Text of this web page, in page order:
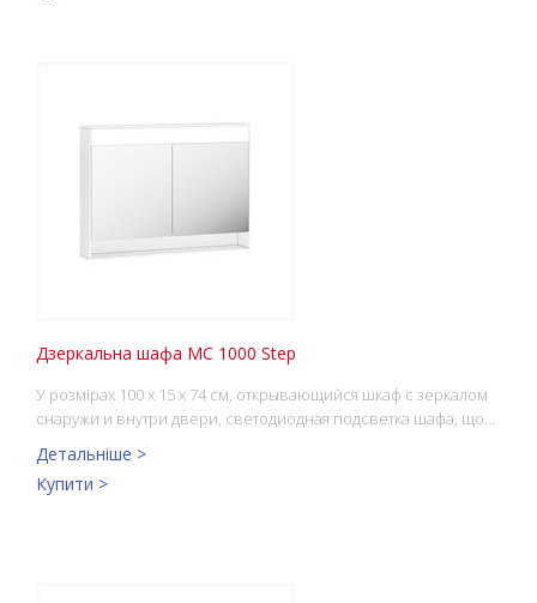
Дзеркальна шафа MC 1000 Step
У розмірах 100 x 15 x 74 см, открывающийся шкаф с зеркалом
снаружи и внутри двери, светодиодная подсветка шафа, що…
Детальніше >
Купити >